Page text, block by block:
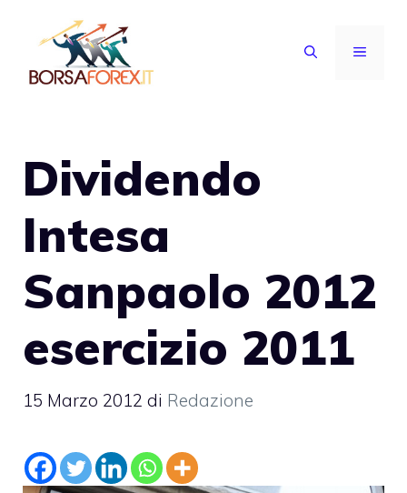
contenuto
MENU
Dividendo
Intesa
Sanpaolo 2012
esercizio 2011
15 Marzo 2012 di Redazione